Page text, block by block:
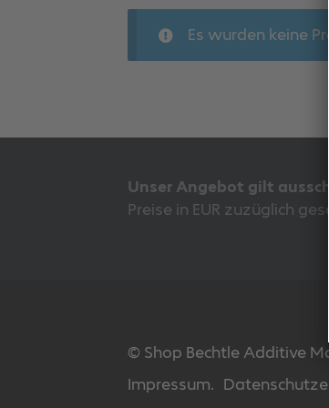
Es wurden keine
Unser Angebot gilt
Preise in EUR zuzüglich
© Shop Bechtle Additive
Impressum.